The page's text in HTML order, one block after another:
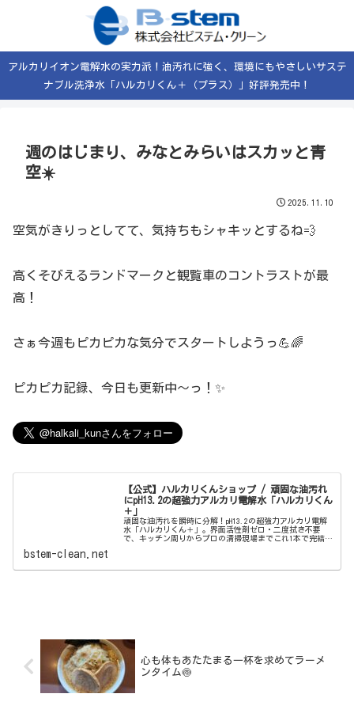
アルカリイオン電解水の実力派！油汚れに強く、環境にもやさしいサステ
ナブル洗浄水「ハルカリくん＋（プラス）」好評発売中！
週のはじまり、みなとみらいはスカッと青
空☀️
2025.11.10
空気がきりっとしてて、気持ちもシャキッとするね💨
高くそびえるランドマークと観覧車のコントラストが最
高！
さぁ今週もピカピカな気分でスタートしようっ💪🌈
ピカピカ記録、今日も更新中〜っ！✨
【公式】ハルカリくんショップ / 頑固な油汚れ
にpH13.2の超強力アルカリ電解水「ハルカリくん
＋」
頑固な油汚れを瞬時に分解！pH13.2の超強力アルカリ電解
水「ハルカリくん＋」。界面活性剤ゼロ・二度拭き不要
で、キッチン周りからプロの清掃現場までこれ1本で完結。
bstem-clean.net
心も体もあたたまる一杯を求めてラーメ
ンタイム🍥